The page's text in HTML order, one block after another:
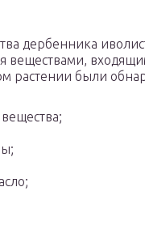
дербенника
веществами,
растении были